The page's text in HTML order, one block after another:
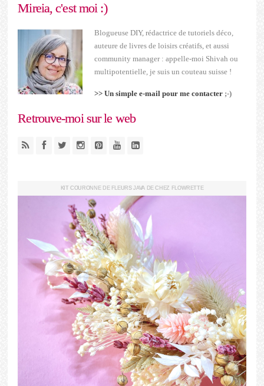
Mireia, c'est moi :)
Blogueuse DIY, rédactrice de tutoriels déco,
auteure de livres de loisirs créatifs, et aussi
community manager : appelle-moi Shivah ou
multipotentielle, je suis un couteau suisse !
>> Un simple e-mail pour me contacter ;-)
Retrouve-moi sur le web
KIT COURONNE DE FLEURS JAVA DE CHEZ FLOWRETTE